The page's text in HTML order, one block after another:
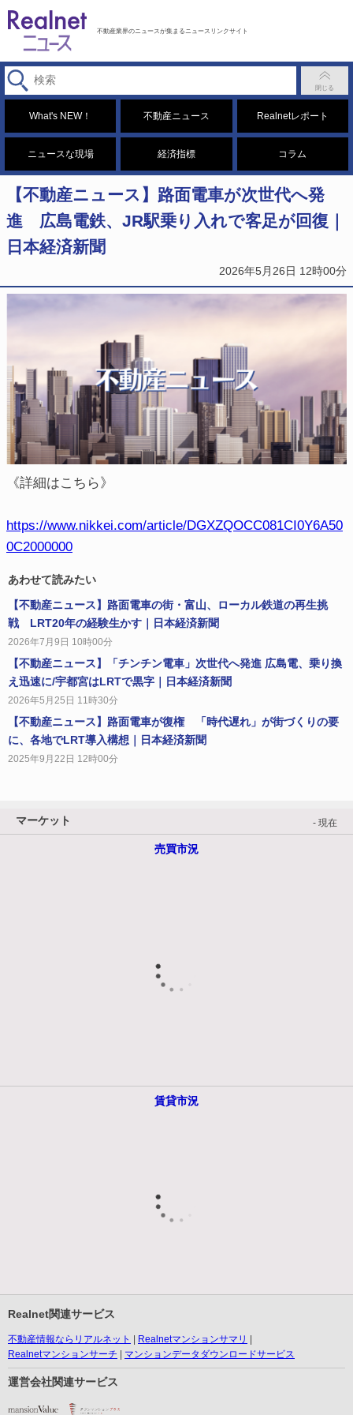
不動産業界のニュースが集まるニュースリンクサイト
What's NEW！ 不動産ニュース Realnetレポート
ニュースな現場 経済指標 コラム
【不動産ニュース】路面電車が次世代へ発
進 広島電鉄、JR駅乗り入れで客足が回復｜
日本経済新聞
2026年5月26日 12時00分
《詳細はこちら》
https://www.nikkei.com/article/DGXZQOCC081CI0Y6A50
0C2000000
あわせて読みたい
【不動産ニュース】路面電車の街・富山、ローカル鉄道の再生挑
戦 LRT20年の経験生かす｜日本経済新聞
2026年7月9日 10時00分
【不動産ニュース】「チンチン電車」次世代へ発進 広島電、乗り換
え迅速に/宇都宮はLRTで黒字｜日本経済新聞
2026年5月25日 11時30分
【不動産ニュース】路面電車が復権 「時代遅れ」が街づくりの要
に、各地でLRT導入構想｜日本経済新聞
2025年9月22日 12時00分
マーケット - 現在
売買市況
賃貸市況
Realnet関連サービス
不動産情報ならリアルネット
Realnetマンションサマリ
Realnetマンションサーチ
マンションデータダウンロードサービス
運営会社関連サービス